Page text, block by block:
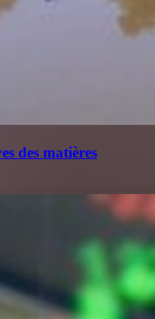
des matières